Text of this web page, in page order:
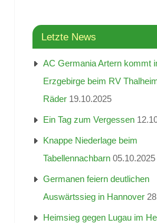
Letzte News
AC Germania Artern kommt
Erzgebirge beim RV
Räder 19.10.2025
Ein Tag zum Vergessen
Knappe Niederlage beim
Tabellennachbarn 05.10.2025
Germanen feiern deutlichen
Auswärtssieg in Hannover
Heimsieg gegen Lugau im